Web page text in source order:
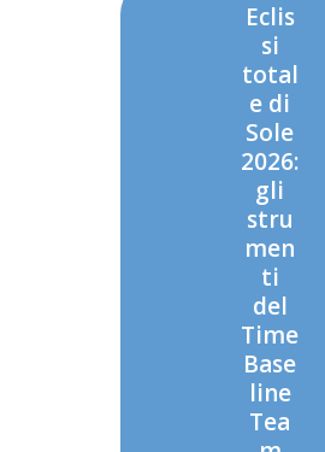
Eclis
si
total
e di
Sole
2026:
gli
stru
men
ti
del
Time
Base
line
Tea